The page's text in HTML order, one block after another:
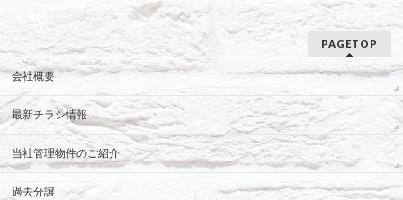
PAGETOP
会社概要
最新チラシ情報
当社管理物件のご紹介
過去分譲